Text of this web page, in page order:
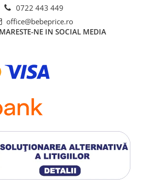
0722 443 449
office@bebeprice.ro
NE IN SOCIAL MEDIA